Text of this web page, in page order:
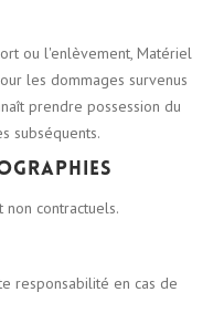
ou l'enlèvement, Matériel
les dommages survenus
prendre possession du
subséquents.
non contractuels.
responsabilité en cas de